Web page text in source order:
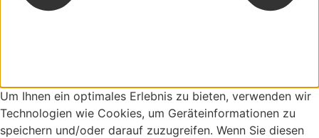
Um Ihnen ein optimales Erlebnis zu bieten, verwenden wir
Technologien wie Cookies, um Geräteinformationen zu
speichern und/oder darauf zuzugreifen. Wenn Sie diesen